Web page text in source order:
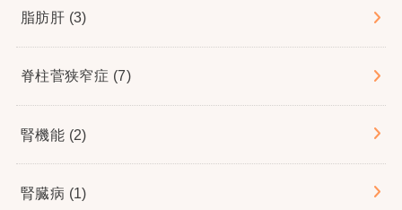
脂肪肝 (3)
脊柱菅狭窄症 (7)
腎機能 (2)
腎臓病 (1)